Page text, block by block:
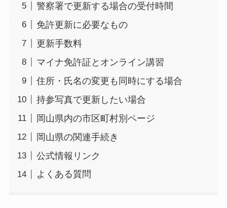
警察署で更新する場合の受付時間
免許更新に必要なもの
更新手数料
マイナ免許証とオンライン講習
住所・氏名の変更も同時にする場合
持参写真で更新したい場合
岡山県内の市区町村別ページ
岡山県の関連手続き
公式情報リンク
よくある質問